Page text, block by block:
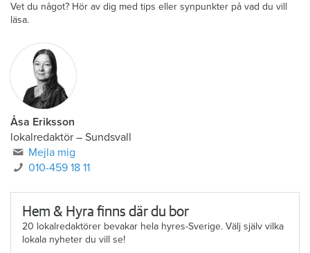
Vet du något? Hör av dig med tips eller synpunkter på vad du vill
läsa.
Åsa Eriksson
lokalredaktör – Sundsvall
Mejla mig
010-459 18 11
Hem & Hyra finns där du bor
20 lokalredaktörer bevakar hela hyres-Sverige. Välj själv vilka
lokala nyheter du vill se!